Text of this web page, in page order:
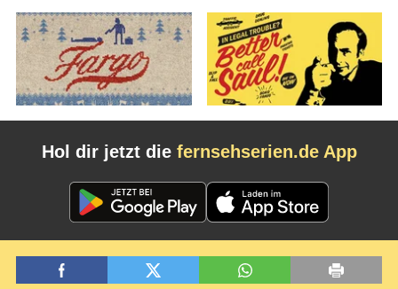
Hol dir jetzt die fernsehserien.de App